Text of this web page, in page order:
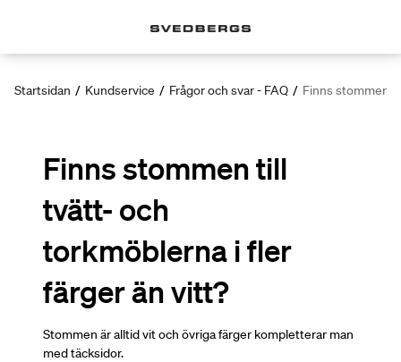
Startsidan / Kundservice / Frågor och svar - FAQ / Finns stommen
Finns stommen till
tvätt- och
torkmöblerna i fler
färger än vitt?
Stommen är alltid vit och övriga färger kompletterar man
med täcksidor.